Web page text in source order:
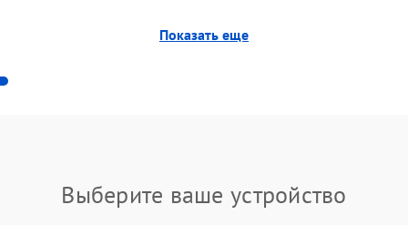
обращение
Показать еще
Выберите ваше устройство